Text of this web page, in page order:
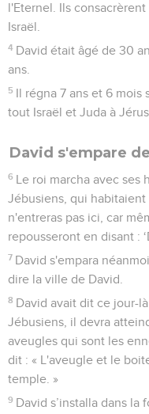
l'Eternel. Ils
Israël.
4 David était âgé de 30
ans.
5 Il régna 7 ans et 6 mois
tout Israël et Juda à
David s'empare
6 Le roi marcha avec ses
Jébusiens, qui habitaient
n'entreras pas ici, car
repousseront en disant :
7 David s'empara
dire la ville de David.
8 David avait dit ce jour-
Jébusiens, il devra
aveugles qui sont les
dit : « L'aveugle et le
temple. »
9 David s’installa dans